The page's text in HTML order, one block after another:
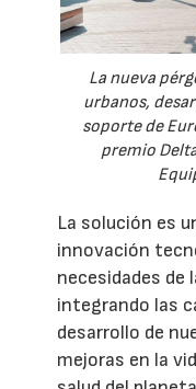
La nueva
urbanos,
soporte de
premio
La solución es
innovación
necesidades de
integrando las
desarrollo de
mejoras en la